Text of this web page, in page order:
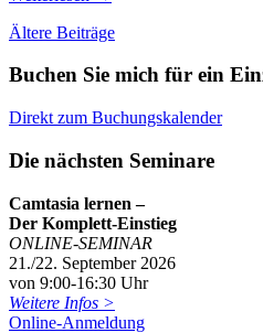
Beitragsnavigation
Ältere Beiträge
Buchen Sie mich für ein
Direkt zum Buchungskalender
Die nächsten Seminare
Camtasia lernen –
Der Komplett-Einstieg
ONLINE-SEMINAR
21./22. September 2026
von 9:00-16:30 Uhr
Weitere Infos >
Online-Anmeldung